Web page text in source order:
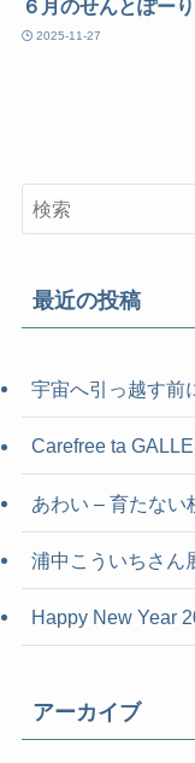
６月のせんとぽー
2025-11-27
最近の投稿
宇宙へ引っ越す前
Carefree ta
あわい – 育たない
浦中こういちさん
Happy New Year
アーカイブ